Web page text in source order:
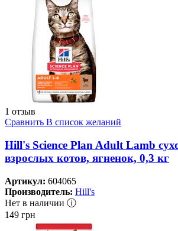
1 отзыв
Сравнить В список желаний
Hill's Science Plan Adult Lamb
взрослых котов, ягненок, 0,3 кг
Артикул: 604065
Производитель: Hill's
Нет в наличии ⓘ
149 грн